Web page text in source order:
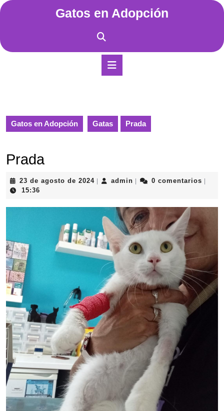
Saltar
Gatos en Adopción
Gatos en Adopción Gatas Prada
Prada
23 de agosto de 202423
de
2024
admin admin0 comentarios
15:36